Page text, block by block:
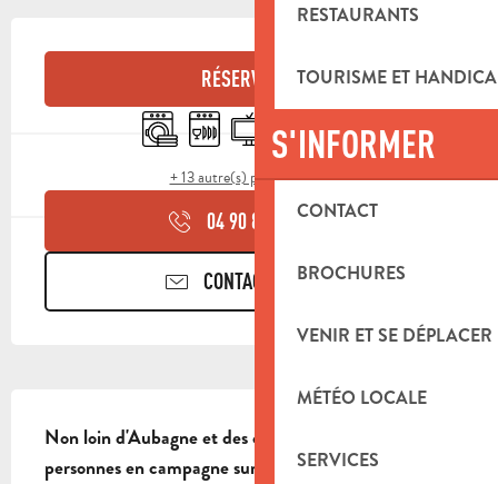
RESTAURANTS
TOURISME ET
S'INFORMER
CONTACT
BROCHURES
VENIR ET SE DÉPLACER
MÉTÉO LOCALE
SERVICES
OUVERTURE ET COORDONNÉES
RÉSERVER
Lave lingeLave vaisselle
Télévision
+ 13 autre(s) prestation(s)
04 90 85 45▒▒
CONTACTEZ-NOUS
Non loin d'Aubagne et des collines de Pagnol, gîte 4
personnes en campagne sur une propriété de 1 ha.